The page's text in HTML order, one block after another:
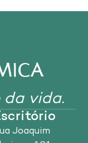
vida.
Joaquim